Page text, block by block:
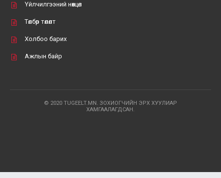
Үйлчилгээний нөхцөл
Төлбөр төлөлт
Холбоо барих
Ажлын байр
© 2020 TUGEELT.MN. ЗОХИОГЧИЙН ЭРХ ХУУЛИАР
ХАМГААЛАГДСАН.